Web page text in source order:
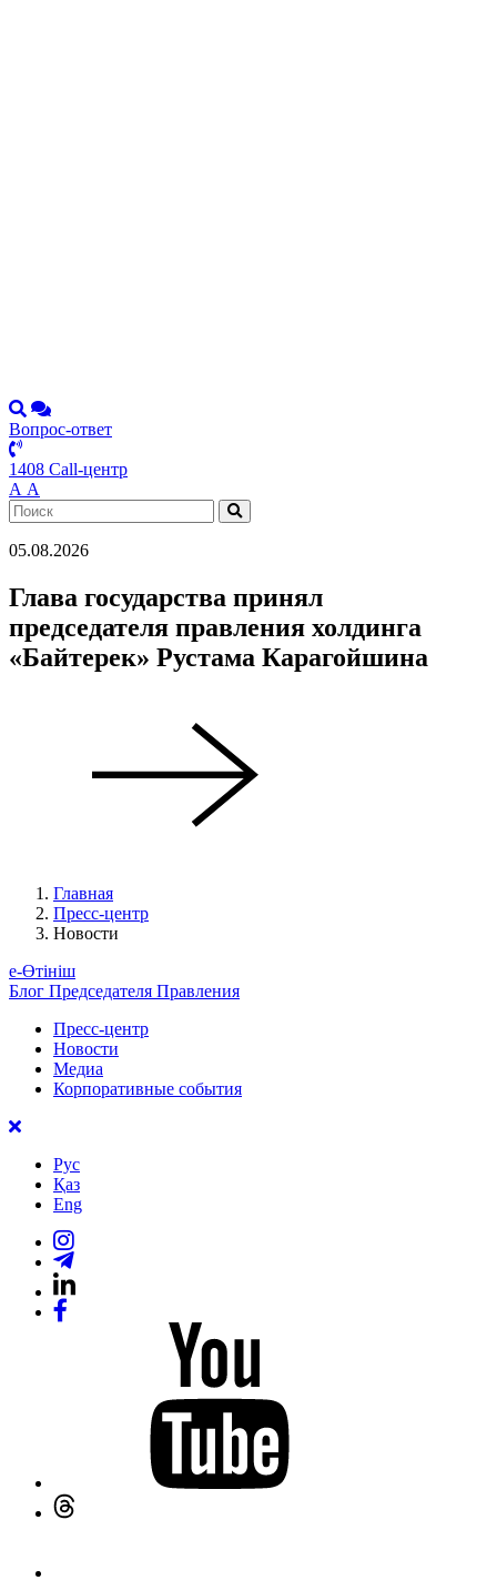
Вопрос-ответ
1408 Call-центр
А А
05.08.2026
Глава государства принял
председателя правления холдинга
«Байтерек» Рустама Карагойшина
Главная
Пресс-центр
Новости
е-Өтініш
Блог Председателя Правления
Пресс-центр
Новости
Медиа
Корпоративные события
Рус
Қаз
Eng